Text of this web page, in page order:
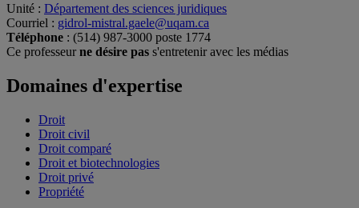
Unité : Département des sciences juridiques
Courriel : gidrol-mistral.gaele@uqam.ca
Téléphone : (514) 987-3000 poste 1774
Ce professeurne désire pas s'entretenir avec les médias
Domaines d'expertise
Droit
Droit civil
Droit comparé
Droit et biotechnologies
Droit privé
Propriété